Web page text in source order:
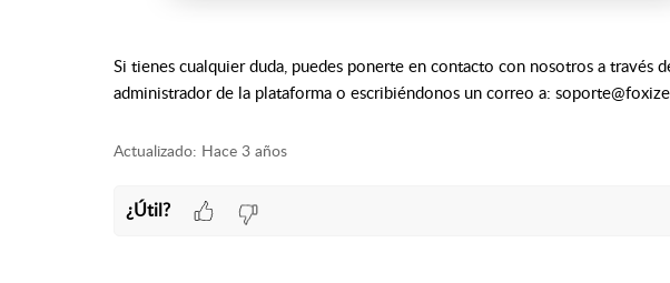
Si tienes cualquier duda, puedes ponerte en contacto con nosotros a través
administrador de la plataforma o escribiéndonos un correo a:
Actualizado: Hace 3 años
¿Útil?